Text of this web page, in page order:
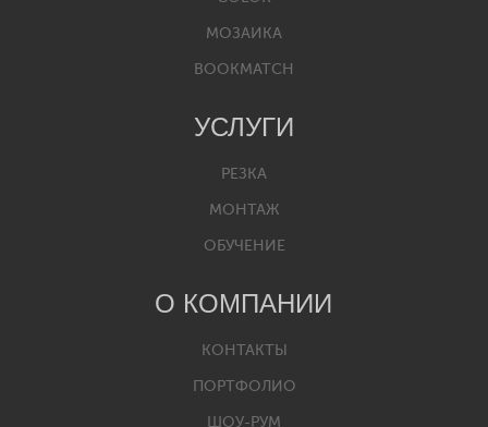
МОЗАИКА
BOOKMATCH
УСЛУГИ
РЕЗКА
МОНТАЖ
ОБУЧЕНИЕ
О КОМПАНИИ
КОНТАКТЫ
ПОРТФОЛИО
ШОУ-РУМ